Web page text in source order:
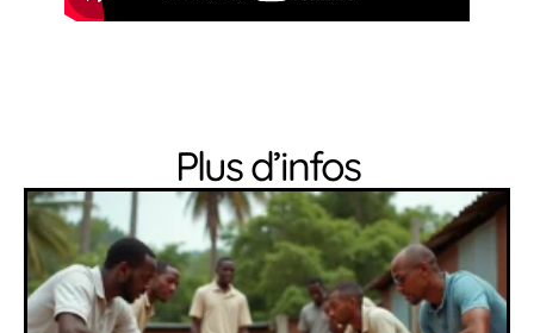
Plus d’infos